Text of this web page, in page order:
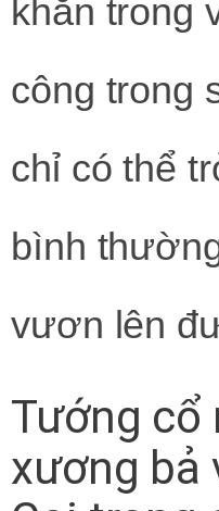
khăn trong
công trong
chỉ có thể
bình
vươn lên
Tướng cổ
xương bả